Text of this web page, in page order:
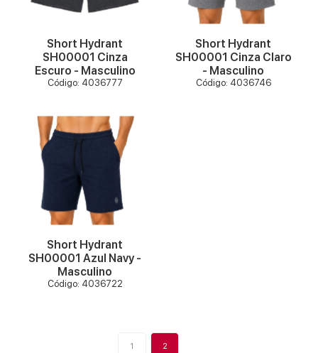
Short Hydrant
SH00001 Cinza
Escuro - Masculino
Código: 4036777
Short Hydrant
SH00001 Cinza Claro
- Masculino
Código: 4036746
VER MAIS
Short Hydrant
SH00001 Azul Navy -
Masculino
Código: 4036722
1 2